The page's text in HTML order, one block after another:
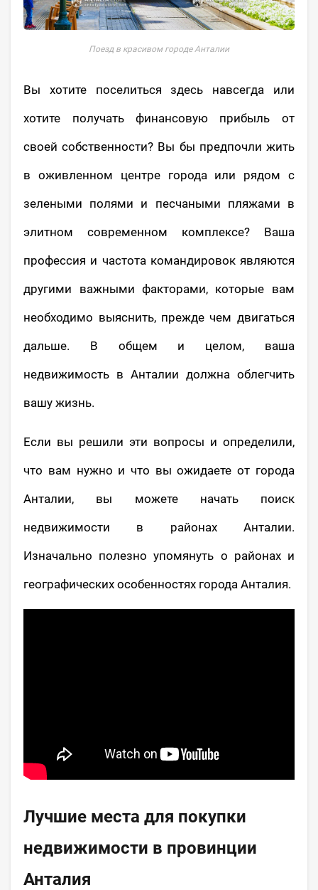
Поезд в красивом городе Анталии
Вы хотите поселиться здесь навсегда или
хотите получать финансовую прибыль от
своей собственности? Вы бы предпочли жить
в оживленном центре города или рядом с
зелеными полями и песчаными пляжами в
элитном современном комплексе? Ваша
профессия и частота командировок являются
другими важными факторами, которые вам
необходимо выяснить, прежде чем двигаться
дальше. В общем и целом, ваша
недвижимость в Анталии должна облегчить
вашу жизнь.
Если вы решили эти вопросы и определили,
что вам нужно и что вы ожидаете от города
Анталии, вы можете начать поиск
недвижимости в районах Анталии.
Изначально полезно упомянуть о районах и
географических особенностях города Анталия.
Лучшие места для покупки
недвижимости в провинции
Анталия